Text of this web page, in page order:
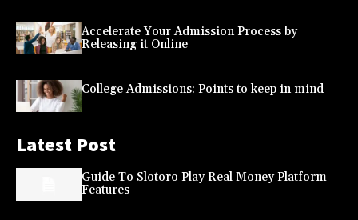
Accelerate Your Admission Process by
Releasing it Online
College Admissions: Points to keep in mind
Latest Post
Guide To Slotoro Play Real Money Platform
Features